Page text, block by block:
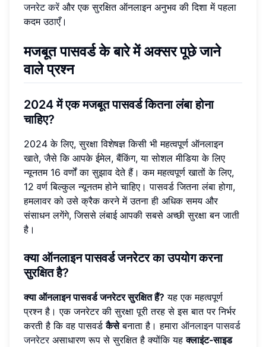
जनरेट करेंऔर एक सुरक्षित ऑनलाइन अनुभव की दिशा में पहला
कदम उठाएँ।
मजबूत पासवर्ड के बारे में अक्सर पूछे जाने
वाले प्रश्न
2024 में एक मजबूत पासवर्ड कितना लंबा होना
चाहिए?
2024 के लिए, सुरक्षा विशेषज्ञ किसी भी महत्वपूर्ण ऑनलाइन
खाते, जैसे कि आपके ईमेल, बैंकिंग, या सोशल मीडिया के लिए
न्यूनतम 16 वर्णों का सुझाव देते हैं। कम महत्वपूर्ण खातों के लिए,
12 वर्ण बिल्कुल न्यूनतम होने चाहिए। पासवर्ड जितना लंबा होगा,
हमलावर को उसे क्रैक करने में उतना ही अधिक समय और
संसाधन लगेंगे, जिससे लंबाई आपकी सबसे अच्छी सुरक्षा बन जाती
है।
क्या ऑनलाइन पासवर्ड जनरेटर का उपयोग करना
सुरक्षित है?
क्या ऑनलाइन पासवर्ड जनरेटर सुरक्षित हैं? यह एक महत्वपूर्ण
प्रश्न है। एक जनरेटर की सुरक्षा पूरी तरह से इस बात पर निर्भर
करती है कि वह पासवर्डकैसेबनाता है। हमारा ऑनलाइन पासवर्ड
जनरेटरअसाधारण रूप से सुरक्षित है क्योंकि यहक्लाइंट-साइड